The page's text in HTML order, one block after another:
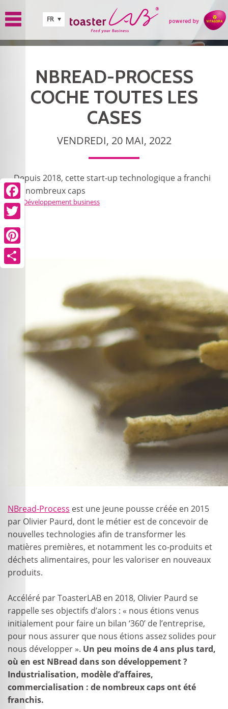
FR
NBREAD-PROCESS
COCHE TOUTES LES
CASES
VENDREDI, 20 MAI, 2022
Depuis 2018, cette start-up technologique a franchi
de nombreux caps
Développement business
NBread-Process est une jeune pousse créée en 2015
par Olivier Paurd, dont le métier est de concevoir de
nouvelles technologies afin de transformer les
matières premières, et notamment les co-produits et
déchets alimentaires, pour les valoriser en nouveaux
produits.
Accéléré par ToasterLAB en 2018, Olivier Paurd se
rappelle ses objectifs d’alors : « nous étions venus
initialement pour faire un bilan ‘360’ de l’entreprise,
pour nous assurer que nous étions assez solides pour
nous développer ». Un peu moins de 4 ans plus tard,
où en est NBread dans son développement ?
Industrialisation, modèle d’affaires,
commercialisation : de nombreux caps ont été
franchis.
Facebook
Twitter
Pinterest